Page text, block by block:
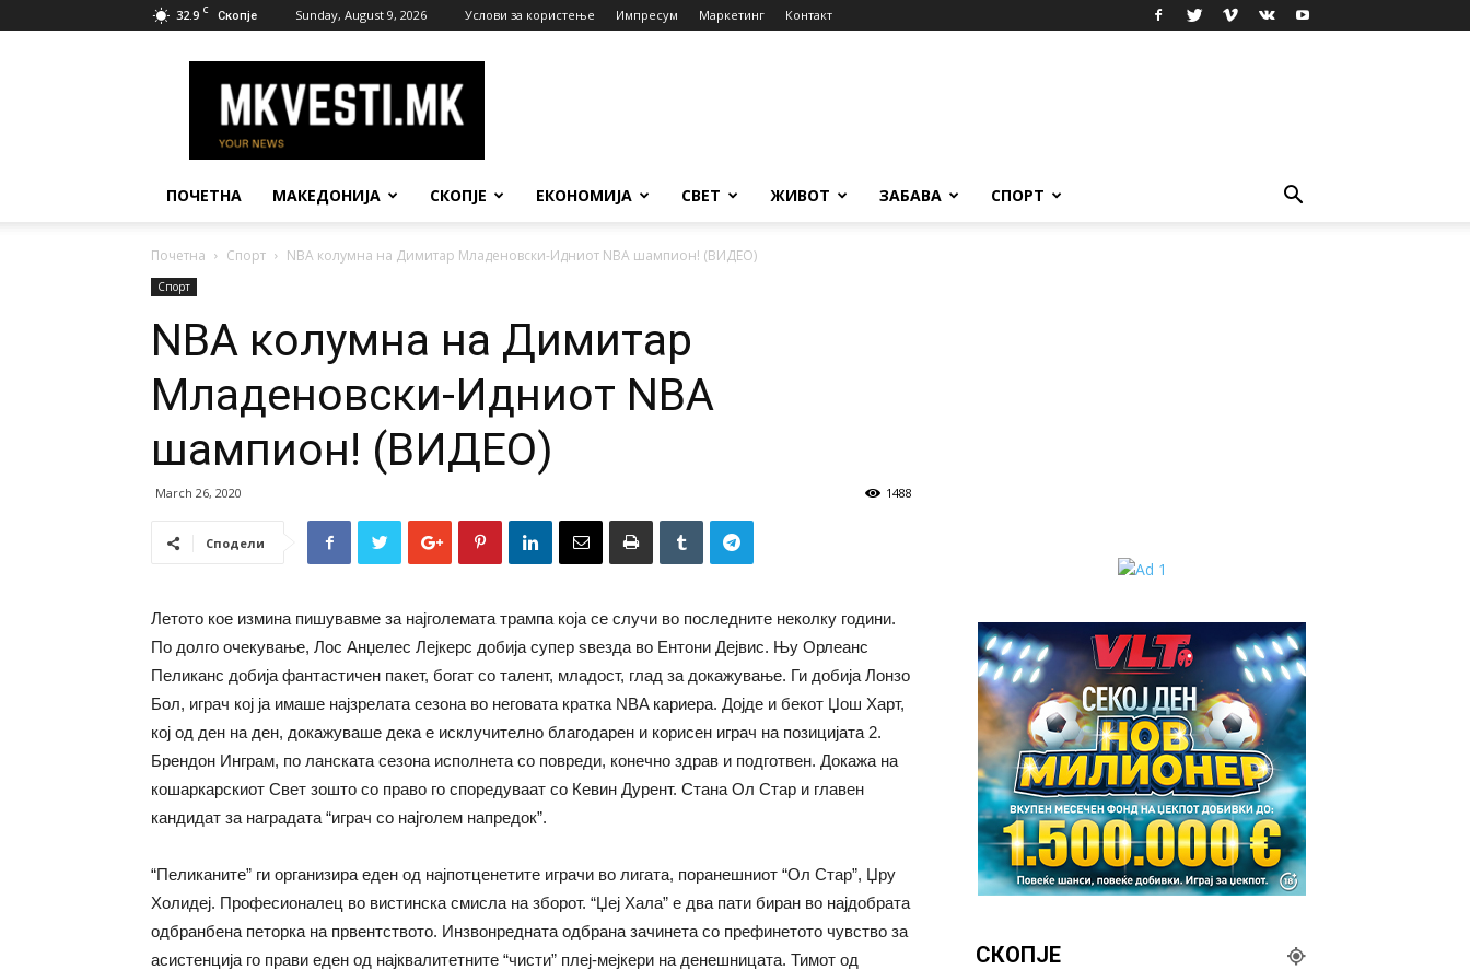
32.9 C Скопје Sunday, August 9, 2026 Услови за користење Импресум Маркетинг Контакт
Вести
ПОЧЕТНА МАКЕДОНИЈА СКОПЈЕ ЕКОНОМИЈА СВЕТ ЖИВОТ ЗАБАВА СПОРТ
Почетна Спорт NBA колумна на Димитар Младеновски-Идниот NBA шампион! (ВИДЕО)
Спорт
NBA колумна на Димитар
Младеновски-Идниот NBA
шампион! (ВИДЕО)
March 26, 2020 1488
Сподели
Летото кое измина пишувавме за најголемата трампа која се случи во последните неколку години.
По долго очекување, Лос Анџелес Лејкерс добија супер ѕвезда во Ентони Дејвис. Њу Орлеанс
Пеликанс добија фантастичен пакет, богат со талент, младост, глад за докажување. Ги добија Лонзо
Бол, играч кој ја имаше најзрелата сезона во неговата кратка NBA кариера. Дојде и бекот Џош Харт,
кој од ден на ден, докажуваше дека е исклучително благодарен и корисен играч на позицијата 2.
Брендон Инграм, по ланската сезона исполнета со повреди, конечно здрав и подготвен. Докажа на
кошаркарскиот Свет зошто со право го споредуваат со Кевин Дурент. Стана Ол Стар и главен
кандидат за наградата “играч со најголем напредок”.
“Пеликаните” ги организира еден од најпотценетите играчи во лигата, поранешниот “Ол Стар”, Џру
Холидеј. Професионалец во вистинска смисла на зборот. “Џеј Хала” е два пати биран во најдобрата
одбранбена петорка на првентството. Инзвонредната одбрана зачинета со префинетото чувство за
асистенција го прави еден од најквалитетните “чисти” плеј-мејкери на денешницата. Тимот од